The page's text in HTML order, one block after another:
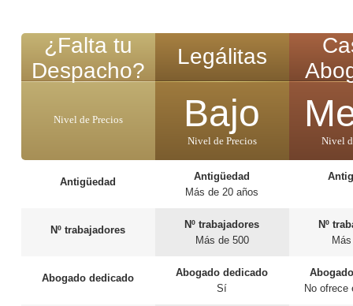
¿Falta tu
Despacho?
Nivel de Precios
Antigüedad
Nº trabajadores
Abogado dedicado
Legálitas
Bajo
Nivel de Precios
Antigüedad
Más de 20 años
Nº trabajadores
Más de 500
Abogado dedicado
Sí
Nivel
Nº
No ofrece